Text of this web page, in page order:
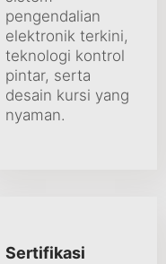
pengendalian
elektronik terkini,
teknologi kontrol
pintar, serta
desain kursi yang
nyaman.
Sertifikasi